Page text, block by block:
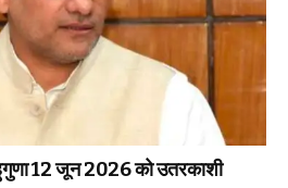
12 जून 2026 को उतरकाशी